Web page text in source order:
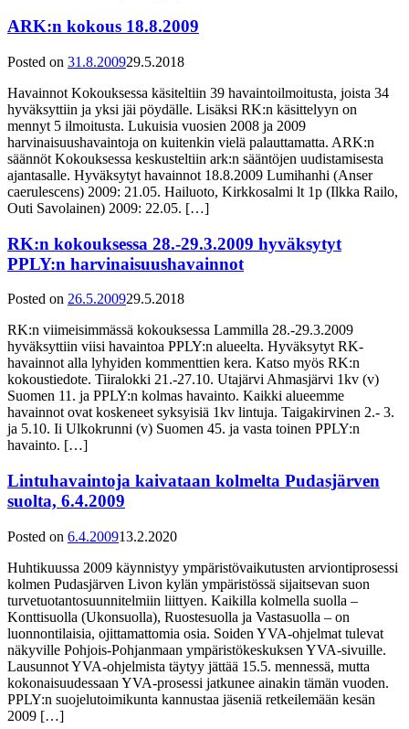
ARK:n kokous 18.8.2009
Posted on 31.8.200929.5.2018
Havainnot Kokouksessa käsiteltiin 39 havaintoilmoitusta, joista 34
hyväksyttiin ja yksi jäi pöydälle. Lisäksi RK:n käsittelyyn on
mennyt 5 ilmoitusta. Lukuisia vuosien 2008 ja 2009
harvinaisuushavaintoja on kuitenkin vielä palauttamatta. ARK:n
säännöt Kokouksessa keskusteltiin ark:n sääntöjen uudistamisesta
ajantasalle. Hyväksytyt havainnot 18.8.2009 Lumihanhi (Anser
caerulescens) 2009: 21.05. Hailuoto, Kirkkosalmi lt 1p (Ilkka Railo,
Outi Savolainen) 2009: 22.05. […]
RK:n kokouksessa 28.-29.3.2009 hyväksytyt
PPLY:n harvinaisuushavainnot
Posted on 26.5.200929.5.2018
RK:n viimeisimmässä kokouksessa Lammilla 28.-29.3.2009
hyväksyttiin viisi havaintoa PPLY:n alueelta. Hyväksytyt RK-
havainnot alla lyhyiden kommenttien kera. Katso myös RK:n
kokoustiedote. Tiiralokki 21.-27.10. Utajärvi Ahmasjärvi 1kv (v)
Suomen 11. ja PPLY:n kolmas havainto. Kaikki alueemme
havainnot ovat koskeneet syksyisiä 1kv lintuja. Taigakirvinen 2.- 3.
ja 5.10. Ii Ulkokrunni (v) Suomen 45. ja vasta toinen PPLY:n
havainto. […]
Lintuhavaintoja kaivataan kolmelta Pudasjärven
suolta, 6.4.2009
Posted on 6.4.200913.2.2020
Huhtikuussa 2009 käynnistyy ympäristövaikutusten arviontiprosessi
kolmen Pudasjärven Livon kylän ympäristössä sijaitsevan suon
turvetuotantosuunnitelmiin liittyen. Kaikilla kolmella suolla –
Konttisuolla (Ukonsuolla), Ruostesuolla ja Vastasuolla – on
luonnontilaisia, ojittamattomia osia. Soiden YVA-ohjelmat tulevat
näkyville Pohjois-Pohjanmaan ympäristökeskuksen YVA-sivuille.
Lausunnot YVA-ohjelmista täytyy jättää 15.5. mennessä, mutta
kokonaisuudessaan YVA-prosessi jatkunee ainakin tämän vuoden.
PPLY:n suojelutoimikunta kannustaa jäseniä retkeilemään kesän
2009 […]